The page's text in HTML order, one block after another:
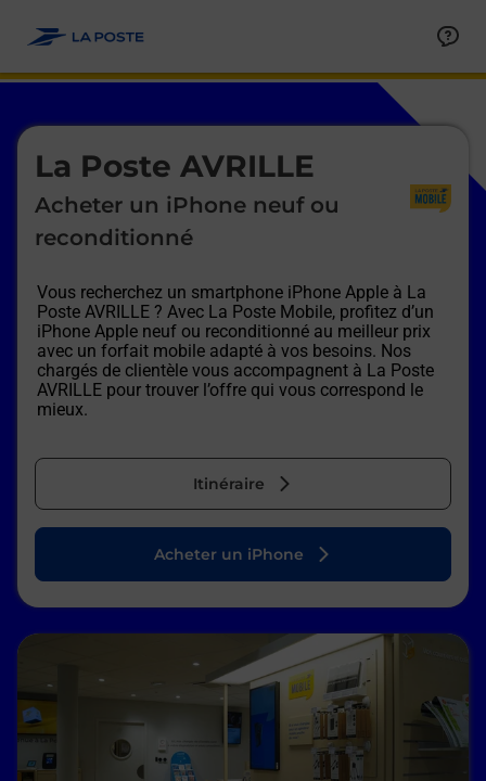
La Poste AVRILLE
Acheter un iPhone neuf ou
reconditionné
Vous recherchez un smartphone iPhone Apple à La
Poste AVRILLE ? Avec La Poste Mobile, profitez d’un
iPhone Apple neuf ou reconditionné au meilleur prix
avec un forfait mobile adapté à vos besoins. Nos
chargés de clientèle vous accompagnent à La Poste
AVRILLE pour trouver l’offre qui vous correspond le
mieux.
Itinéraire
Le lien s'ouvre dans un nouvel onglet
Acheter un iPhone